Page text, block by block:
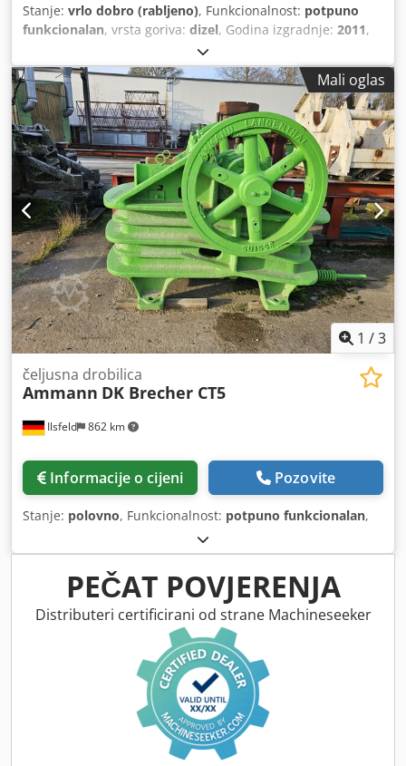
Stanje: vrlo dobro (rabljeno), Funkcionalnost: potpuno
funkcionalan, vrsta goriva: dizel, Godina izgradnje: 2011,
dodatna svjetla, hidraulika
grippera, niska razina buke, pogon na sve točkove,
ugrađeni računar, Mali oglas
1 /3
Ilsfeld 862 km
čeljusna drobilica
Ammann DK Brecher CT5
Informacije o cijeni Pozovite
Stanje: polovno, Funkcionalnost: potpuno funkcionalan,
PEČAT POVJERENJA
Distributeri certificirani od strane Machineseeker